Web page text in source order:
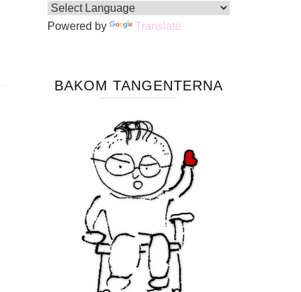
Powered by Translate
BAKOM TANGENTERNA